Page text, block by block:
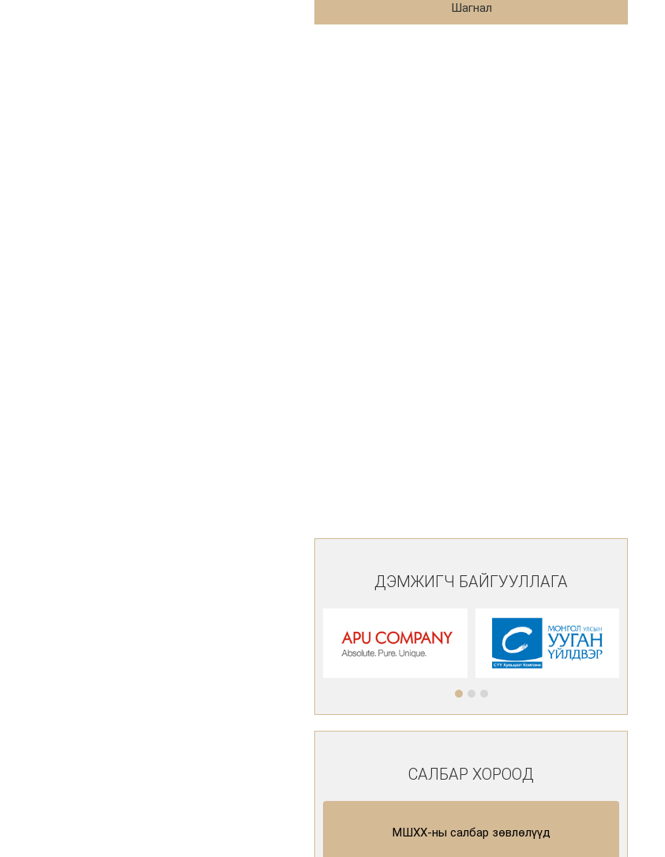
Шагнал
ДЭМЖИГЧ БАЙГУУЛЛАГА
САЛБАР ХОРООД
МШХХ-ны салбар зөвлөлүүд